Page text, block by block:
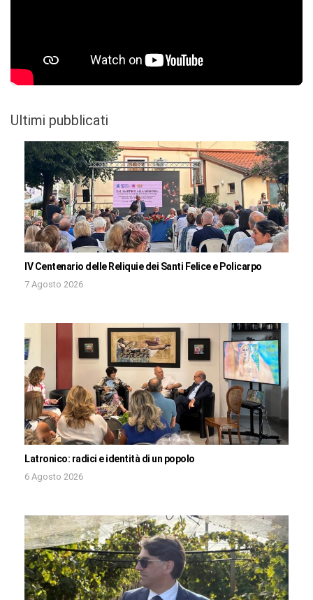
Ultimi pubblicati
IV Centenario delle Reliquie dei Santi Felice e Policarpo
7 Agosto 2026
Latronico: radici e identità di un popolo
6 Agosto 2026